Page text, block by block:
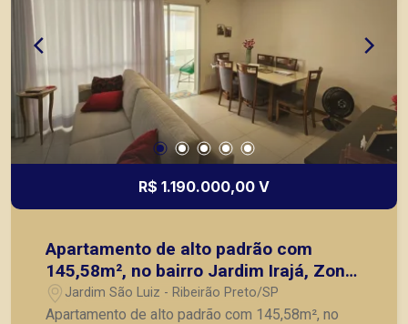
R$ 1.190.000,00 V
Apartamento de alto padrão com
145,58m², no bairro Jardim Irajá, Zona
Sul de Ribeirão Preto/SP;
Jardim São Luiz - Ribeirão Preto/SP
Apartamento de alto padrão com 145,58m², no